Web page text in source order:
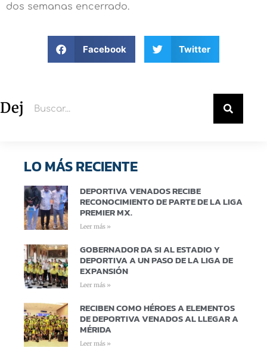
dos semanas encerrado.
Facebook Twitter
Deja un comentario
LO MÁS RECIENTE
DEPORTIVA VENADOS RECIBE
RECONOCIMIENTO DE PARTE DE LA LIGA
PREMIER MX.
Leer más »
GOBERNADOR DA SI AL ESTADIO Y
DEPORTIVA A UN PASO DE LA LIGA DE
EXPANSIÓN
Leer más »
RECIBEN COMO HÉROES A ELEMENTOS
DE DEPORTIVA VENADOS AL LLEGAR A
MÉRIDA
Leer más »